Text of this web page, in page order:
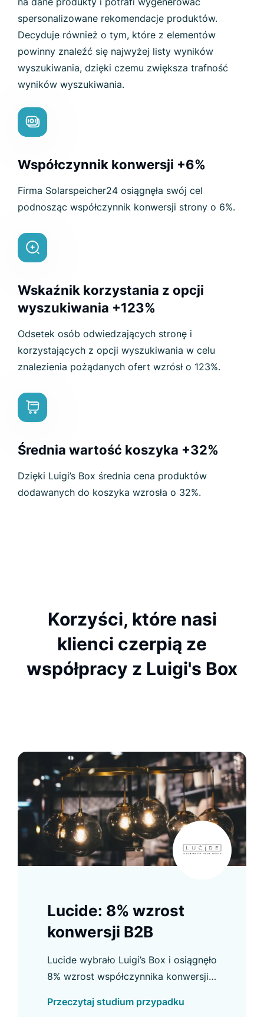
spersonalizowane rekomendacje produktów.
Decyduje również o tym, które z elementów
powinny znaleźć się najwyżej listy wyników
wyszukiwania, dzięki czemu zwiększa trafność
wyników wyszukiwania.
Współczynnik konwersji +6%
Firma Solarspeicher24 osiągnęła swój cel
podnosząc współczynnik konwersji strony o 6%.
Wskaźnik korzystania z opcji
wyszukiwania +123%
Odsetek osób odwiedzających stronę i
korzystających z opcji wyszukiwania w celu
znalezienia pożądanych ofert wzrósł o 123%.
Średnia wartość koszyka +32%
Dzięki Luigi’s Box średnia cena produktów
dodawanych do koszyka wzrosła o 32%.
Korzyści, które nasi
klienci czerpią ze
współpracy z Luigi's Box
Lucide: 8% wzrost
konwersji B2B
Lucide wybrało Luigi’s Box i osiągnęło
8% wzrost współczynnika konwersji
szczegóły w case study.
Przeczytaj studium przypadku